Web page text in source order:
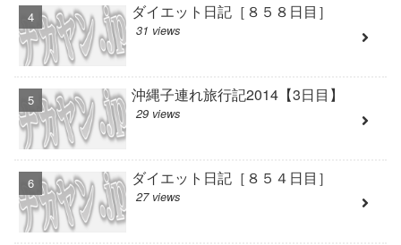
ダイエット日記［８５８日目］
31 views
沖縄子連れ旅行記2014【3日目】
29 views
ダイエット日記［８５４日目］
27 views